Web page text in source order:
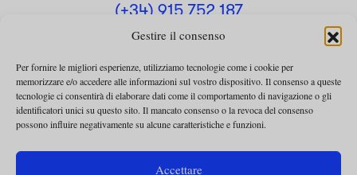
Gestire il consenso
Per fornire le migliori esperienze, utilizziamo tecnologie come i cookie per
memorizzare e/o accedere alle informazioni sul vostro dispositivo. Il consenso a queste
tecnologie ci consentirà di elaborare dati come il comportamento di navigazione o gli
identificatori unici su questo sito. Il mancato consenso o la revoca del consenso
possono influire negativamente su alcune caratteristiche e funzioni.
Accettare
(+34) 915 752 187
omnes@omnesmag.com
INFORMATIVA SULLA PRIVACY